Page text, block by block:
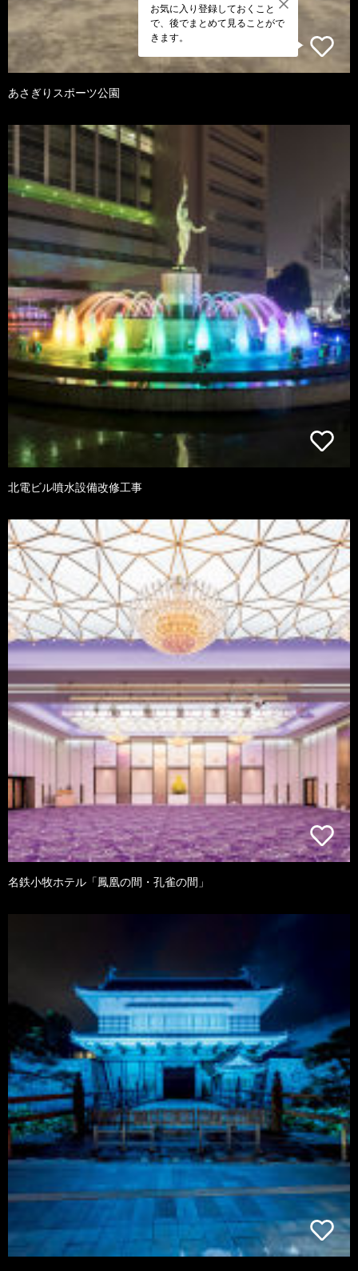
お気に入り登録しておくこと
で、後でまとめて見ることがで
きます。
あさぎりスポーツ公園
北電ビル噴水設備改修工事
名鉄小牧ホテル「鳳凰の間・孔雀の間」